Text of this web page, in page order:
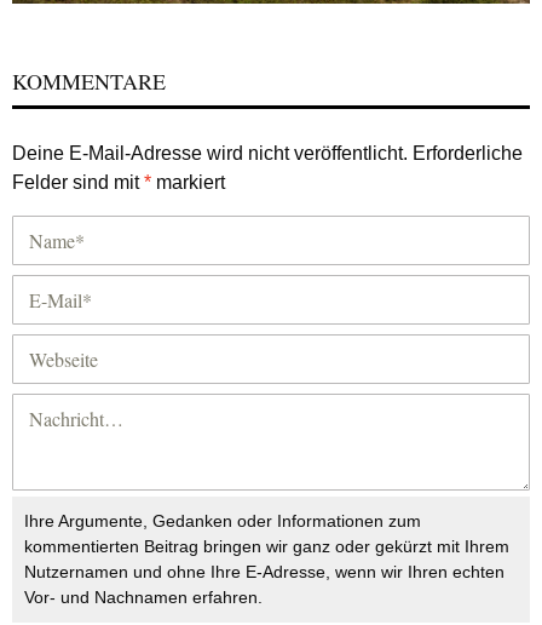
KOMMENTARE
Deine E-Mail-Adresse wird nicht veröffentlicht. Erforderliche
Felder sind mit* markiert
Ihre Argumente, Gedanken oder Informationen zum
kommentierten Beitrag bringen wir ganz oder gekürzt mit Ihrem
Nutzernamen und ohne Ihre E-Adresse, wenn wir Ihren echten
Vor- und Nachnamen erfahren.